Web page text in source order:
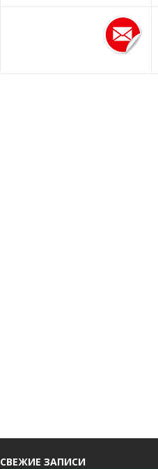
СВЕЖИЕ ЗАПИСИ